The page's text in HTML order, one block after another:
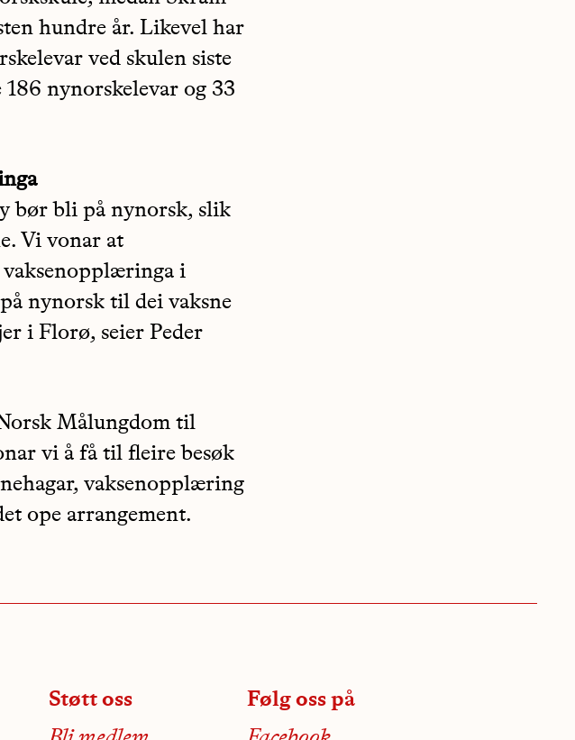
hundre år. Likevel har
ved skulen siste
nynorskelevar og 33
bør bli på nynorsk, slik
Vi vonar at
i
nynorsk til dei vaksne
i Florø, seier Peder
Målungdom til
vi å få til fleire besøk
vaksenopplæring
ope arrangement.
Støtt oss
Følg oss på